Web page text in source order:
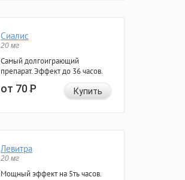
Сиалис
20 мг
Самый долгоиграющий
препарат. Эффект до 36 часов.
от 70Р Купить
Левитра
20 мг
Мощный эффект на 5ть часов.